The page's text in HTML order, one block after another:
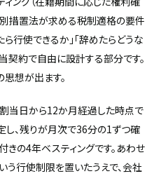
措置法が求める税制適格の要件
行使できるか」「辞めたらどうな
契約で自由に設計する部分です。
思想が出ます。
当日から12か月経過した時点で
、残りが月次で36分の1ずつ確
きの4年ベスティングです。あわせ
う行使制限を置いたうえで、会社